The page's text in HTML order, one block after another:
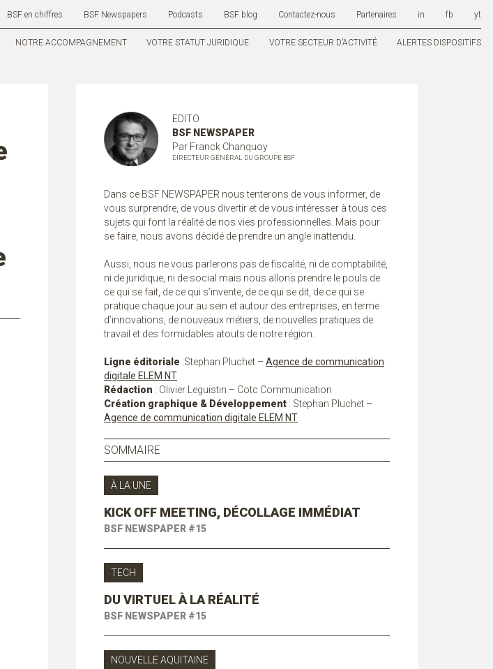
BSF en chiffres BSF Newspapers Podcasts BSF blog Contactez-nous Partenaires in fb yt
NOTRE ACCOMPAGNEMENT VOTRE STATUT JURIDIQUE VOTRE SECTEUR D’ACTIVITÉ ALERTES DISPOSITIFS
EDITO
BSF NEWSPAPER
Par Franck Chanquoy
DIRECTEUR GÉNÉRAL DU GROUPE BSF
Dans ce BSF NEWSPAPER nous tenterons de vous informer, de
vous surprendre, de vous divertir et de vous intéresser à tous ces
sujets qui font la réalité de nos vies professionnelles. Mais pour
se faire, nous avons décidé de prendre un angle inattendu.
Aussi, nous ne vous parlerons pas de fiscalité, ni de comptabilité,
ni de juridique, ni de social mais nous allons prendre le pouls de
ce qui se fait, de ce qui s’invente, de ce qui se dit, de ce qui se
pratique chaque jour au sein et autour des entreprises, en terme
d’innovations, de nouveaux métiers, de nouvelles pratiques de
travail et des formidables atouts de notre région.
Ligne éditoriale :Stephan Pluchet –Agence de communication
digitale ELEM NT
Rédaction : Olivier Leguistin – Cotc Communication
Création graphique & Développement : Stephan Pluchet –
Agence de communication digitale ELEM NT
SOMMAIRE
À LA UNE
KICK OFF MEETING, DÉCOLLAGE IMMÉDIAT
BSF NEWSPAPER #15
TECH
DU VIRTUEL À LA RÉALITÉ
BSF NEWSPAPER #15
NOUVELLE AQUITAINE